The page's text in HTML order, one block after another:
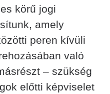
körű jogi
amely
peren kívüli
való
– szükség
előtti képviselet